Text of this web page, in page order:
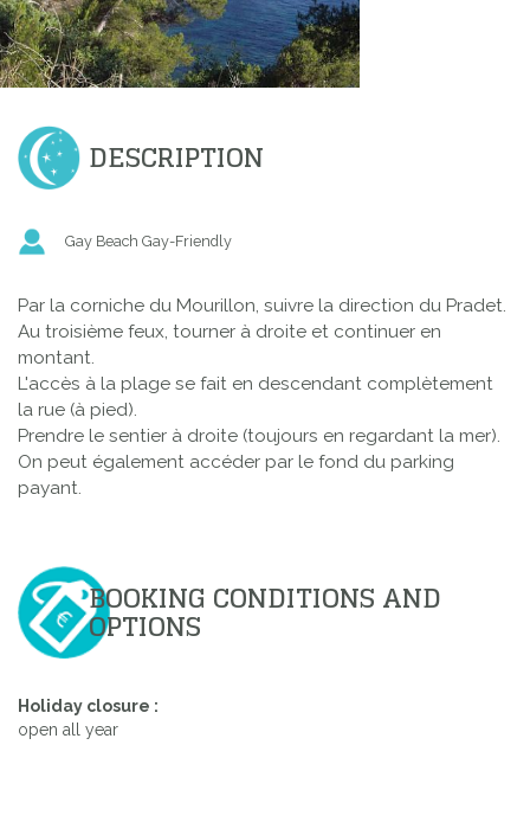
DESCRIPTION
Gay Beach Gay-Friendly
Par la corniche du Mourillon, suivre la direction du Pradet.
Au troisième feux, tourner à droite et continuer en
montant.
L'accès à la plage se fait en descendant complètement
la rue (à pied).
Prendre le sentier à droite (toujours en regardant la mer).
On peut également accéder par le fond du parking
payant.
BOOKING CONDITIONS AND
OPTIONS
Holiday closure :
open all year